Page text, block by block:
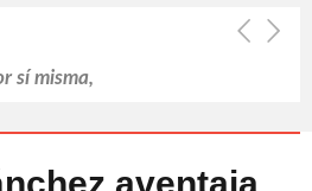
sí misma,
ante la